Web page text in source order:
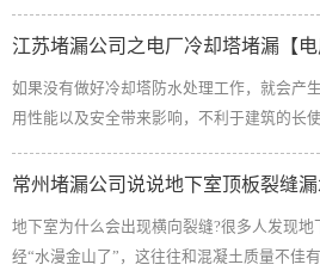
缩缝内的积水，保持干燥。3）清除伸缩缝
面的泡...
在注水过程中详细记录渗水部位，然后将水
层和水泥砂浆层去除以后，就能清楚地观察
凝土结构缺陷处，以便进行下一道工序2、钻
漏处、阴角、设备及螺栓周边，一般在单个
方法，孔距为50～...
如果没有做好冷却塔防水处理工作，就会产
用性能以及安全带来影响，不利于建筑的长
技术文章，为我们进行冷却塔堵漏提供帮助
缝，根据实际情况采取科学合理的堵漏技术
术、促凝灰浆堵漏技术、直接堵漏技术、氰
地下室为什么会出现横向裂缝?很多人发现
经“水漫金山了”，这往往和混凝土质量不佳